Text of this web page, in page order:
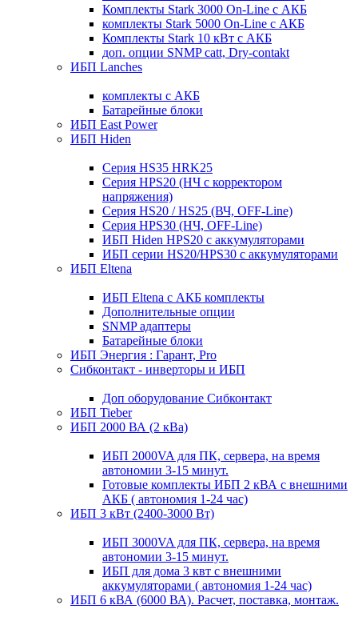
Комплекты Stark 3000 On-Line с АКБ
комплекты Stark 5000 On-Line с АКБ
Комплекты Stark 10 кВт с АКБ
доп. опции SNMP catt, Dry-contakt
ИБП Lanches
комплекты с АКБ
Батарейные блоки
ИБП East Power
ИБП Hiden
Серия HS35 HRK25
Серия HPS20 (НЧ с корректором
напряжения)
Серия HS20 / HS25 (ВЧ, OFF-Line)
Серия HPS30 (НЧ, OFF-Line)
ИБП Hiden HPS20 с аккумуляторами
ИБП серии HS20/HPS30 с аккумуляторами
ИБП Eltena
ИБП Eltena с АКБ комплекты
Дополнительные опции
SNMP адаптеры
Батарейные блоки
ИБП Энергия : Гарант, Pro
Сибконтакт - инверторы и ИБП
Доп оборудование Сибконтакт
ИБП Tieber
ИБП 2000 ВА (2 кВа)
ИБП 2000VA для ПК, сервера, на время
автономии 3-15 минут.
Готовые комплекты ИБП 2 кВА с внешними
АКБ ( автономия 1-24 час)
ИБП 3 кВт (2400-3000 Вт)
ИБП 3000VA для ПК, сервера, на время
автономии 3-15 минут.
ИБП для дома 3 квт с внешними
аккумуляторами ( автономия 1-24 час)
ИБП 6 кВА (6000 ВА). Расчет, поставка, монтаж.